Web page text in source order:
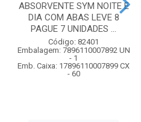
ABSORVENTE SYM NOITE E
DIA COM ABAS LEVE 8
PAGUE 7 UNIDADES ...
Código: 82401
Embalagem: 7896110007892 UN
- 1
Emb. Caixa: 17896110007899 CX
- 60